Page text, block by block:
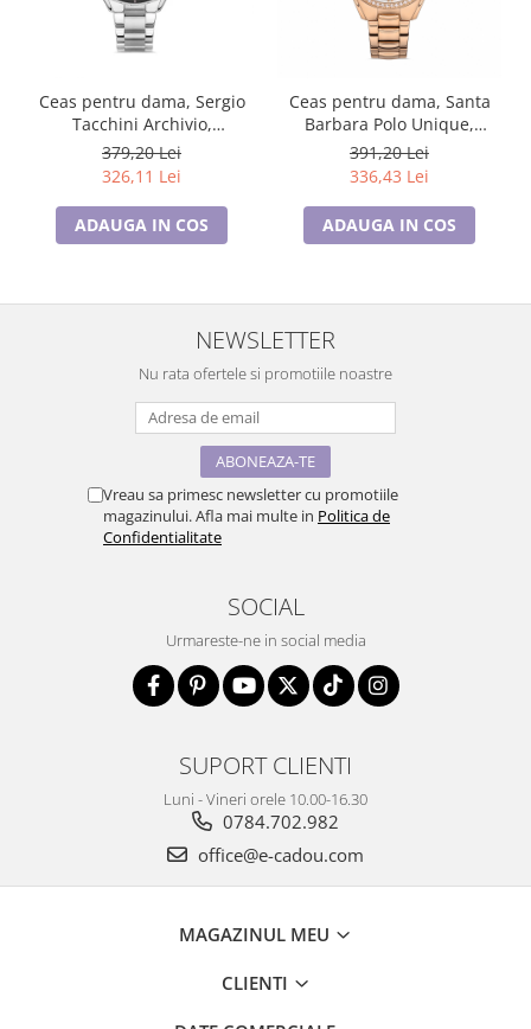
Ceas pentru dama, Sergio
Tacchini Archivio,
ST.1.10365.1
379,20 Lei
326,11 Lei
ADAUGA IN COS
Ceas pentru dama, Santa
Barbara Polo Unique,
SB.1.10307.3
391,20 Lei
336,43 Lei
ADAUGA IN COS
NEWSLETTER
Nu rata ofertele si promotiile noastre
Vreau sa primesc newsletter cu promotiile
magazinului. Afla mai multe in Politica de
Confidentialitate
SOCIAL
Urmareste-ne in social media
SUPORT CLIENTI
Luni - Vineri orele 10.00-16.30
0784.702.982
office@e-cadou.com
MAGAZINUL MEU
CLIENTI